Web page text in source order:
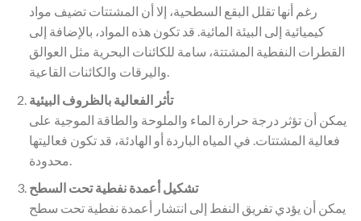
رغم أنها تقلل البقع السطحية، إلا أن المشتتات تضيف مواد
كيميائية إلى البيئة المائية. قد تكون هذه المواد، بالإضافة إلى
القطرات النفطية المشتتة، سامة للكائنات البحرية مثل العوالق
واليرقات والكائنات القاعية.
تأثر الفعالية بالظروف البيئية
يمكن أن تؤثر درجة حرارة الماء والملوحة والطاقة الموجية على
فعالية المشتتات. في المياه الباردة أو الهادئة، قد تكون فعاليتها
تشكيل أعمدة نفطية تحت السطح
يمكن أن يؤدي تفريق النفط إلى انتشار أعمدة نفطية تحت سطح